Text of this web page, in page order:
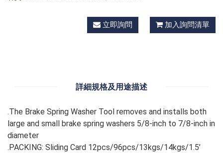
立即詢問 加入詢問清單
詳細規格及用途描述
.The Brake Spring Washer Tool removes and installs both
large and small brake spring washers 5/8-inch to 7/8-inch in
diameter
.PACKING: Sliding Card 12pcs/96pcs/13kgs/14kgs/1.5’